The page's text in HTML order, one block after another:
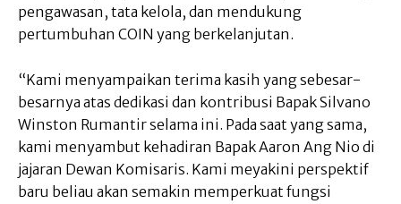
pengawasan, tata kelola, dan mendukung
pertumbuhan COIN yang berkelanjutan.
“Kami menyampaikan terima kasih yang sebesar-
besarnya atas dedikasi dan kontribusi Bapak Silvano
Winston Rumantir selama ini. Pada saat yang sama,
kami menyambut kehadiran Bapak Aaron Ang Nio di
jajaran Dewan Komisaris. Kami meyakini perspektif
baru beliau akan semakin memperkuat fungsi